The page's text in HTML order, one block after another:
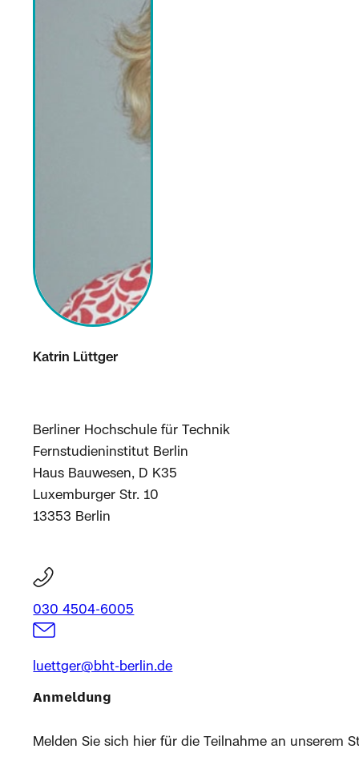
Katrin Lüttger
Berliner Hochschule für Technik
Fernstudieninstitut Berlin
Haus Bauwesen, D K35
Luxemburger Str. 10
13353 Berlin
030 4504-6005
luettger@bht-berlin.de
Anmeldung
Melden Sie sich hier für die Teilnahme an unserem